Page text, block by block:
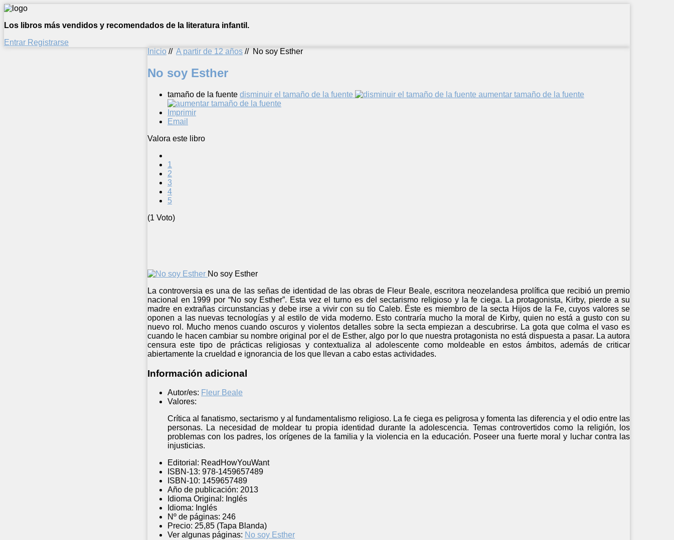
Los libros más vendidos y recomendados de la literatura infantil.
Entrar Registrarse
Inicio // A partir de 12 años // No soy Esther
No soy Esther
tamaño de la fuente disminuir el tamaño de la fuente aumentar tamaño de la fuente
Imprimir
Email
Valora este libro
1
2
3
4
5
(1 Voto)
No soy Esther
La controversia es una de las señas de identidad de las obras de Fleur Beale, escritora neozelandesa prolífica que recibió un premio
nacional en 1999 por “No soy Esther”. Esta vez el turno es del sectarismo religioso y la fe ciega. La protagonista, Kirby, pierde a su
madre en extrañas circunstancias y debe irse a vivir con su tío Caleb. Éste es miembro de la secta Hijos de la Fe, cuyos valores se
oponen a las nuevas tecnologías y al estilo de vida moderno. Esto contraría mucho la moral de Kirby, quien no está a gusto con su
nuevo rol. Mucho menos cuando oscuros y violentos detalles sobre la secta empiezan a descubrirse. La gota que colma el vaso es
cuando le hacen cambiar su nombre original por el de Esther, algo por lo que nuestra protagonista no está dispuesta a pasar. La autora
censura este tipo de prácticas religiosas y contextualiza al adolescente como moldeable en estos ámbitos, además de criticar
abiertamente la crueldad e ignorancia de los que llevan a cabo estas actividades.
Información adicional
Autor/es: Fleur Beale
Valores:
Crítica al fanatismo, sectarismo y al fundamentalismo religioso. La fe ciega es peligrosa y fomenta las diferencia y el odio entre las
personas. La necesidad de moldear tu propia identidad durante la adolescencia. Temas controvertidos como la religión, los
problemas con los padres, los orígenes de la familia y la violencia en la educación. Poseer una fuerte moral y luchar contra las
injusticias.
Editorial: ReadHowYouWant
ISBN-13: 978-1459657489
ISBN-10: 1459657489
Año de publicación: 2013
Idioma Original: Inglés
Idioma: Inglés
Nº de páginas: 246
Precio: 25,85 (Tapa Blanda)
Ver algunas páginas: No soy Esther